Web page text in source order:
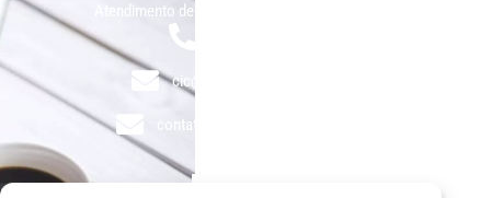
Atendimento de segunda à sexta, das 9h às 18h.
cic@cicvaledotaquari.com.br
contato@cicvaledotaquari.com.br
Endereço: